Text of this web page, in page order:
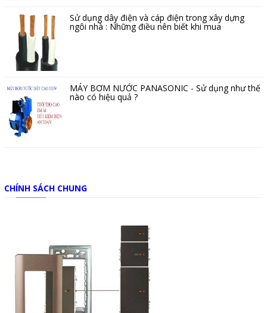
Sử dụng dây điện và cáp điện trong xây dựng
ngôi nhà : Những điều nên biết khi mua
MÁY BƠM NƯỚC PANASONIC - Sử dụng như thế
nào có hiệu quả ?
CHÍNH SÁCH CHUNG